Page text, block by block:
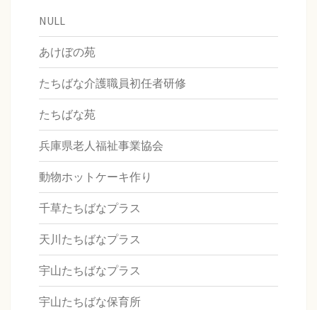
NULL
あけぼの苑
たちばな介護職員初任者研修
たちばな苑
兵庫県老人福祉事業協会
動物ホットケーキ作り
千草たちばなプラス
天川たちばなプラス
宇山たちばなプラス
宇山たちばな保育所